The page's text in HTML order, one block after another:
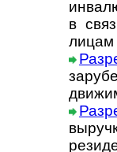
в
лицам